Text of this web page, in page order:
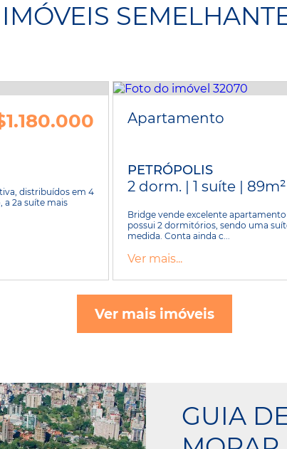
IMÓVEIS
distribuídos em 4
2a suíte mais
Apartamento
PETRÓPOLIS
2 dorm. | 1 suíte |
Bridge vende excelente
possui 2 dormitórios, sendo uma
medida. Conta ainda c...
Ver mais...
Ver mais imóveis
GUIA